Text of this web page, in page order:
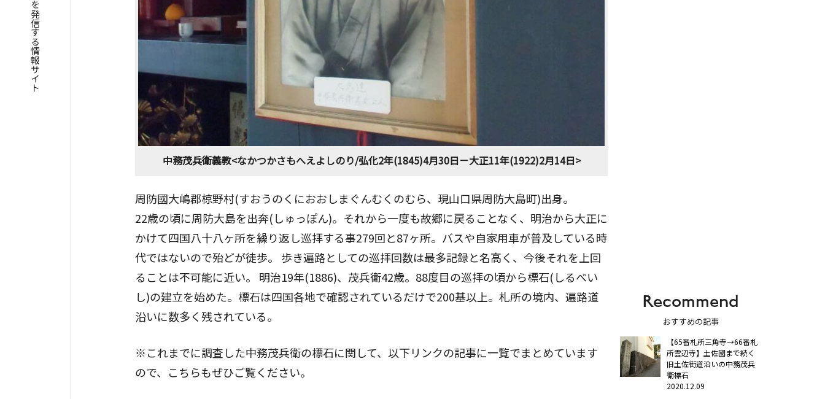
中務茂兵衛義教<なかつかさもへえよしのり/弘化2年(1845)4月30日－大正11年(1922)2月14日>
周防國大嶋郡椋野村(すおうのくにおおしまぐんむくのむら、現山口県周防大島町)出身。
22歳の頃に周防大島を出奔(しゅっぽん)。それから一度も故郷に戻ることなく、明治から大正に
かけて四国八十八ヶ所を繰り返し巡拝する事279回と87ヶ所。バスや自家用車が普及している時
代ではないので殆どが徒歩。 歩き遍路としての巡拝回数は最多記録と名高く、今後それを上回
ることは不可能に近い。 明治19年(1886)、茂兵衛42歳。88度目の巡拝の頃から標石(しるべい
し)の建立を始めた。標石は四国各地で確認されているだけで200基以上。札所の境内、遍路道
沿いに数多く残されている。
※これまでに調査した中務茂兵衛の標石に関して、以下リンクの記事に一覧でまとめています
ので、こちらもぜひご覧ください。
Recommend
おすすめの記事
【65番札所三角寺→66番札
所雲辺寺】土佐國まで続く
旧土佐街道沿いの中務茂兵
衛標石
2020.12.09